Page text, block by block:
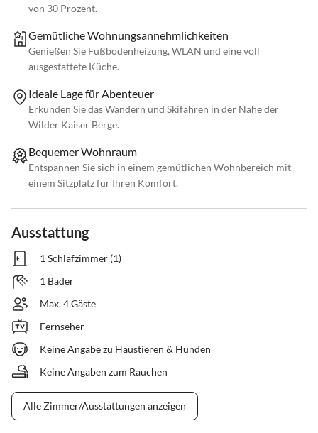
von 30 Prozent.
Gemütliche Wohnungsannehmlichkeiten
Genießen Sie Fußbodenheizung, WLAN und eine voll
ausgestattete Küche.
Ideale Lage für Abenteuer
Erkunden Sie das Wandern und Skifahren in der Nähe der
Wilder Kaiser Berge.
Bequemer Wohnraum
Entspannen Sie sich in einem gemütlichen Wohnbereich mit
einem Sitzplatz für Ihren Komfort.
Ausstattung
1 Schlafzimmer (1)
1 Bäder
Max. 4 Gäste
Fernseher
Keine Angabe zu Haustieren & Hunden
Keine Angaben zum Rauchen
Alle Zimmer/Ausstattungen anzeigen